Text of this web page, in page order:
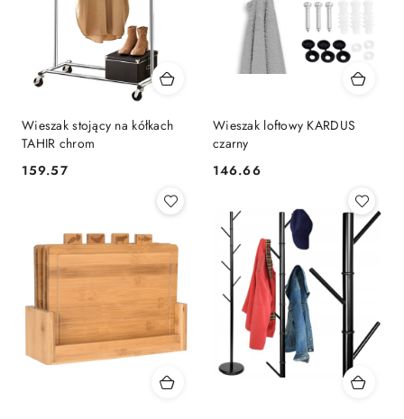
Wieszak stojący na kółkach
TAHIR chrom
Cena:
159.57
Wieszak loftowy KARDUS
czarny
Cena:
146.66